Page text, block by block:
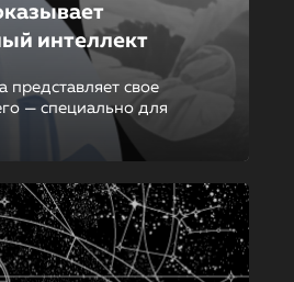
интеллект
представляет свое
— специально для